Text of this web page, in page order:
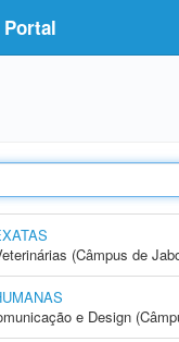
(Câmpus de
e Design